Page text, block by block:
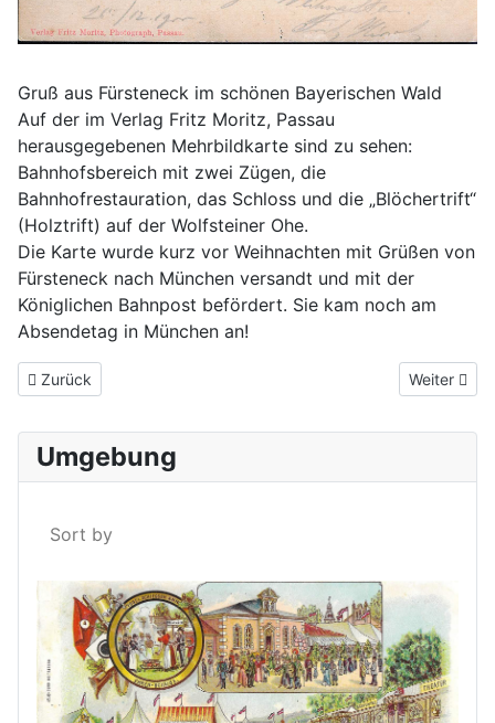
Gruß aus Fürsteneck im schönen Bayerischen Wald
Auf der im Verlag Fritz Moritz, Passau
herausgegebenen Mehrbildkarte sind zu sehen:
Bahnhofsbereich mit zwei Zügen, die
Bahnhofrestauration, das Schloss und die „Blöchertrift“
(Holztrift) auf der Wolfsteiner Ohe.
Die Karte wurde kurz vor Weihnachten mit Grüßen von
Fürsteneck nach München versandt und mit der
Königlichen Bahnpost befördert. Sie kam noch am
Absendetag in München an!
Vorheriger Beitrag: Perlesreut um 1900
Zurück Nächster
Weiter
Umgebung
Sort by